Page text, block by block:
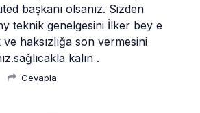
başkanı olsanız. Sizden
teknik genelgesini İlker bey e
haksızlığa son vermesini
kalın .
Cevapla